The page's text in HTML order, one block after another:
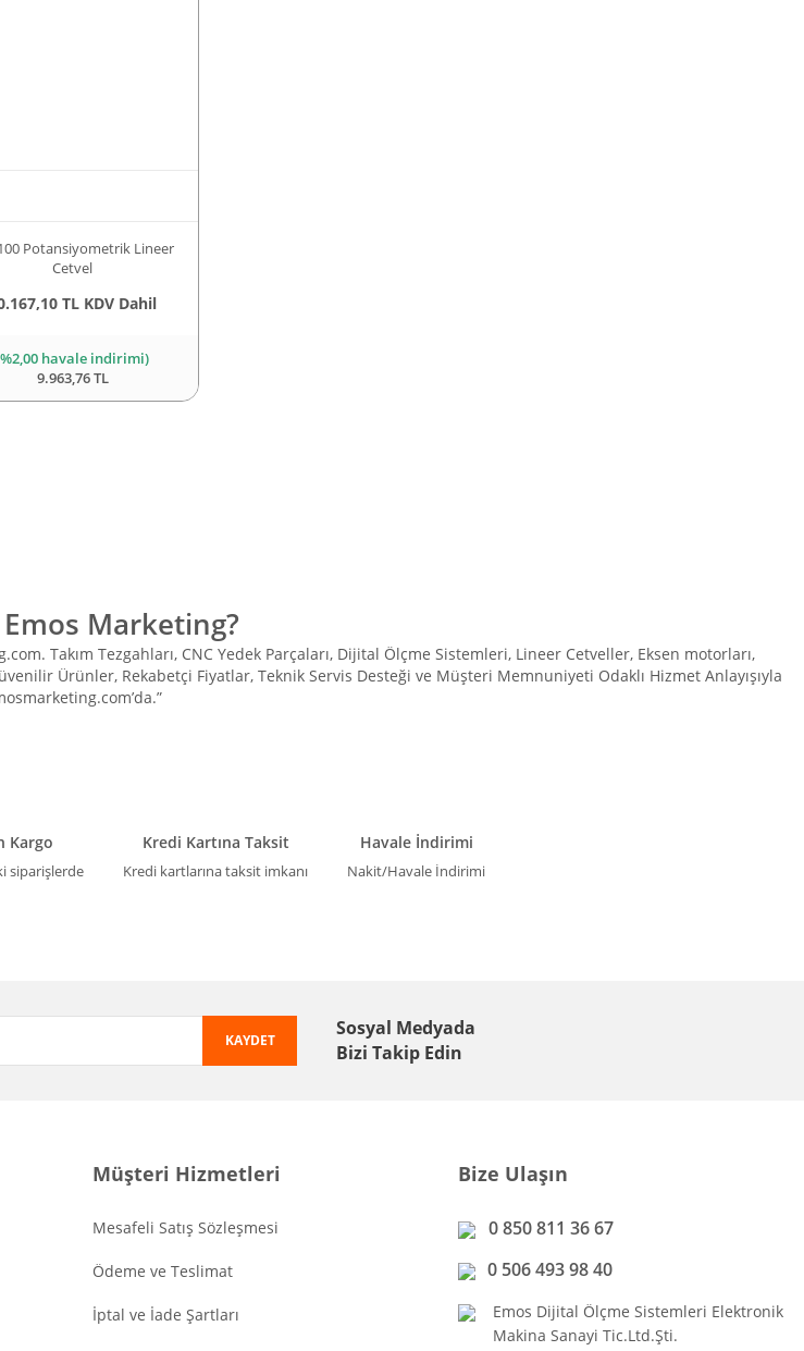
Potansiyometrik Lineer
Cetvel
TL KDV Dahil
havale indirimi)
9.963,76 TL
Marketing?
Takım Tezgahları, CNC Yedek Parçaları, Dijital Ölçme Sistemleri, Lineer Cetveller, Eksen motorları,
Ürünler, Rekabetçi Fiyatlar, Teknik Servis Desteği ve Müşteri Memnuniyeti Odaklı Hizmet Anlayışıyla
Kargo
siparişlerde
Kredi Kartına Taksit
Kredi kartlarına taksit imkanı
Havale İndirimi
Nakit/Havale İndirimi
KAYDET
Sosyal Medyada
Bizi Takip Edin
Müşteri Hizmetleri
Mesafeli Satış Sözleşmesi
Ödeme ve Teslimat
İptal ve İade Şartları
Bize Ulaşın
0 850 811 36 67
0 506 493 98 40
Emos Dijital Ölçme Sistemleri Elektronik
Makina Sanayi Tic.Ltd.Şti.